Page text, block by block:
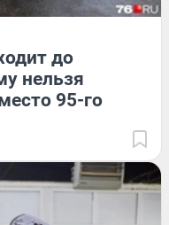
до
нельзя
95-го